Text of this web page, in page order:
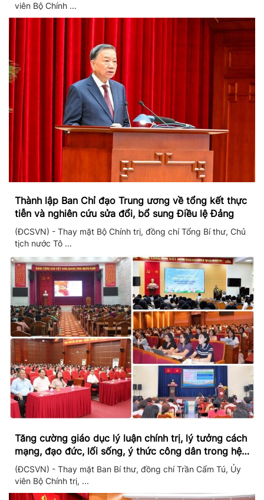
viên Bộ Chính ...
Thành lập Ban Chỉ đạo Trung ương về tổng kết thực
tiễn và nghiên cứu sửa đổi, bổ sung Điều lệ Đảng
(ĐCSVN) - Thay mặt Bộ Chính trị, đồng chí Tổng Bí thư, Chủ
tịch nước Tô ...
Tăng cường giáo dục lý luận chính trị, lý tưởng cách
mạng, đạo đức, lối sống, ý thức công dân trong hệ
thống giáo dục quốc dân
(ĐCSVN) - Thay mặt Ban Bí thư, đồng chí Trần Cẩm Tú, Ủy
viên Bộ Chính trị, ...